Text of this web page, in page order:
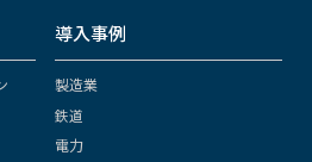
導入事例
製造業
鉄道
電力